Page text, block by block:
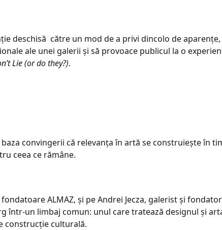
deschisă către un mod de a privi dincolo de
ale unei galerii și să provoace publicul la o
Lie (or do they?).
convingerii că relevanța în artă se construiește în
ceea ce rămâne.
ALMAZ, și pe Andrei Jecza, galerist și fondator
într-un limbaj comun: unul care tratează designul și
construcție culturală.